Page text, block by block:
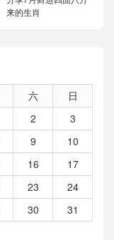
来的生肖
六
日
2
3
9
10
16
17
23
24
30
31